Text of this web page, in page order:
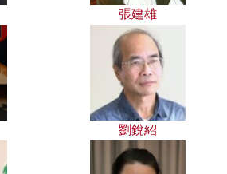
張建雄
劉銳紹